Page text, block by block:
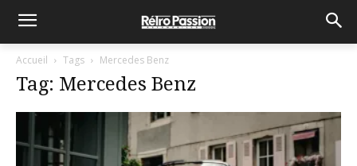
Accueil Tags Mercedes Benz
Tag: Mercedes Benz